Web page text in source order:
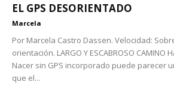
EL GPS DESORIENTADO
Marcela
Por Marcela Castro Dassen. Velocidad:
orientación. LARGO Y ESCABROSO CAMINO
Nacer sin GPS incorporado puede parecer
que el...